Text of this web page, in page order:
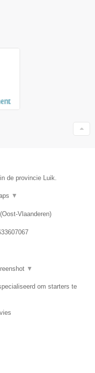
de provincie Luik.
▼
(Oost-Vlaanderen)
▼
om starters te